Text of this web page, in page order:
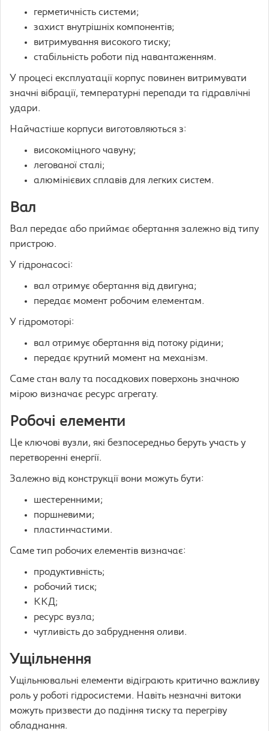
герметичність системи;
захист внутрішніх компонентів;
витримування високого тиску;
стабільність роботи під навантаженням.
У процесі експлуатації корпус повинен витримувати
значні вібрації, температурні перепади та гідравлічні
удари.
Найчастіше корпуси виготовляються з:
високоміцного чавуну;
легованої сталі;
алюмінієвих сплавів для легких систем.
Вал
Вал передає або приймає обертання залежно від типу
пристрою.
У гідронасосі:
вал отримує обертання від двигуна;
передає момент робочим елементам.
У гідромоторі:
вал отримує обертання від потоку рідини;
передає крутний момент на механізм.
Саме стан валу та посадкових поверхонь значною
мірою визначає ресурс агрегату.
Робочі елементи
Це ключові вузли, які безпосередньо беруть участь у
перетворенні енергії.
Залежно від конструкції вони можуть бути:
шестеренними;
поршневими;
пластинчастими.
Саме тип робочих елементів визначає:
продуктивність;
робочий тиск;
ККД;
ресурс вузла;
чутливість до забруднення оливи.
Ущільнення
Ущільнювальні елементи відіграють критично важливу
роль у роботі гідросистеми. Навіть незначні витоки
можуть призвести до падіння тиску та перегріву
обладнання.